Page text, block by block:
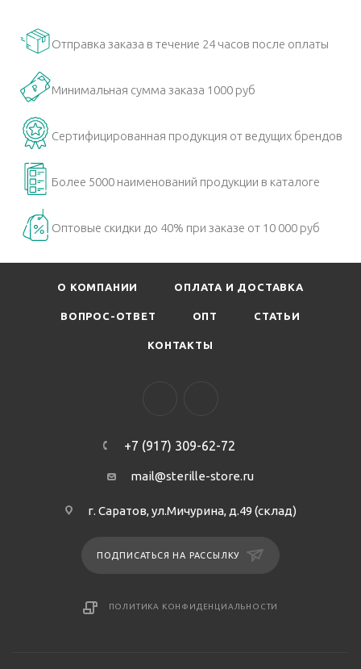
Отправка заказа в течение 24 часов после оплаты
Минимальная сумма заказа 1000 руб
Сертифицированная продукция от ведущих брендов
Более 5000 наименований продукции в каталоге
Оптовые скидки до 40% при заказе от 10 000 руб
О КОМПАНИИ ОПЛАТА И ДОСТАВКА
ВОПРОС-ОТВЕТ ОПТ СТАТЬИ
КОНТАКТЫ
+7 (917) 309-62-72
mail@sterille-store.ru
г. Саратов, ул.Мичурина, д.49 (склад)
ПОДПИСАТЬСЯ НА РАССЫЛКУ
ПОЛИТИКА КОНФИДЕНЦИАЛЬНОСТИ